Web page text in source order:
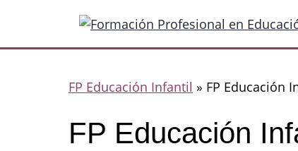
contenido
FP Educación Infantil » FP Educación
FP Educación